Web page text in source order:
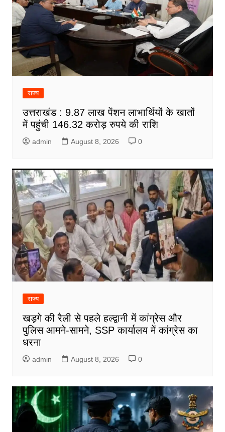
राज्य
उत्तराखंड : 9.87 लाख पेंशन लाभार्थियों के खातों
में पहुंची 146.32 करोड़ रुपये की राशि
admin August 8, 2026 0
राज्य
खड़गे की रैली से पहले हल्द्वानी में कांग्रेस और
पुलिस आमने-सामने, SSP कार्यालय में कांग्रेस का
धरना
admin August 8, 2026 0